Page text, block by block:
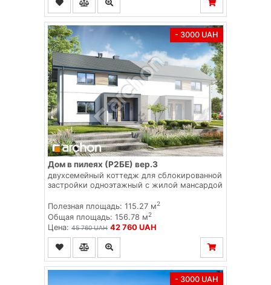
- 3000 UAH
Дом в пилеях (Р2БЕ) вер.3
двухсемейный коттедж для сблокированной
застройки одноэтажный с жилой мансардой
Полезная площадь: 115.27 м2
Общая площадь: 156.78 м2
Цена: 45 760 UAH 42 760 UAH
- 3000 UAH